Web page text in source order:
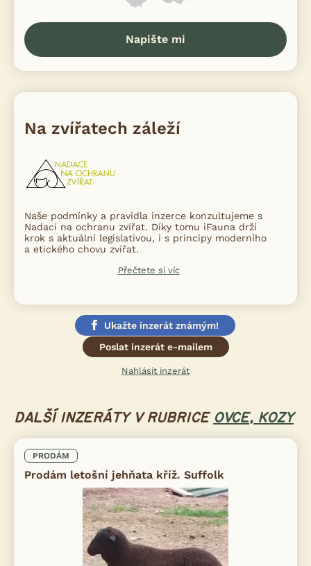
Napište mi
Na zvířatech záleží
Naše podmínky a pravidla inzerce konzultujeme s
Nadací na ochranu zvířat. Díky tomu iFauna drží
krok s aktuální legislativou, i s principy moderního
a etického chovu zvířat.
Přečtete si víc
Ukažte inzerát známým!
Poslat inzerát e-mailem
Nahlásit inzerát
DALŠÍ INZERÁTY V RUBRICE OVCE, KOZY
PRODÁM
Prodám letošní jehňata kříž. Suffolk